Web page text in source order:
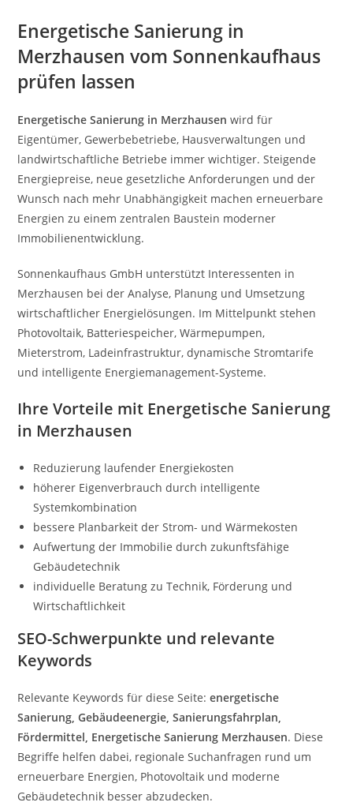
Energetische Sanierung in
Merzhausen vom Sonnenkaufhaus
prüfen lassen
Energetische Sanierung in Merzhausen wird für
Eigentümer, Gewerbebetriebe, Hausverwaltungen und
landwirtschaftliche Betriebe immer wichtiger. Steigende
Energiepreise, neue gesetzliche Anforderungen und der
Wunsch nach mehr Unabhängigkeit machen erneuerbare
Energien zu einem zentralen Baustein moderner
Immobilienentwicklung.
Sonnenkaufhaus GmbH unterstützt Interessenten in
Merzhausen bei der Analyse, Planung und Umsetzung
wirtschaftlicher Energielösungen. Im Mittelpunkt stehen
Photovoltaik, Batteriespeicher, Wärmepumpen,
Mieterstrom, Ladeinfrastruktur, dynamische Stromtarife
und intelligente Energiemanagement-Systeme.
Ihre Vorteile mit Energetische Sanierung
in Merzhausen
Reduzierung laufender Energiekosten
höherer Eigenverbrauch durch intelligente
Systemkombination
bessere Planbarkeit der Strom- und Wärmekosten
Aufwertung der Immobilie durch zukunftsfähige
Gebäudetechnik
individuelle Beratung zu Technik, Förderung und
Wirtschaftlichkeit
SEO-Schwerpunkte und relevante
Keywords
Relevante Keywords für diese Seite:energetische
Sanierung, Gebäudeenergie, Sanierungsfahrplan,
Fördermittel, Energetische Sanierung Merzhausen. Diese
Begriffe helfen dabei, regionale Suchanfragen rund um
erneuerbare Energien, Photovoltaik und moderne
Gebäudetechnik besser abzudecken.